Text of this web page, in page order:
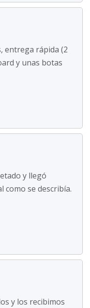
entrega rápida (2
y unas botas
y llegó
como se describía.
y los recibimos